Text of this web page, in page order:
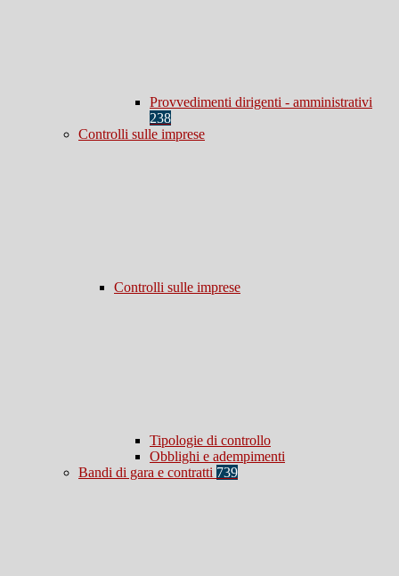
Provvedimenti dirigenti - amministrativi
238
Controlli sulle imprese
Controlli sulle imprese
Tipologie di controllo
Obblighi e adempimenti
Bandi di gara e contratti 739